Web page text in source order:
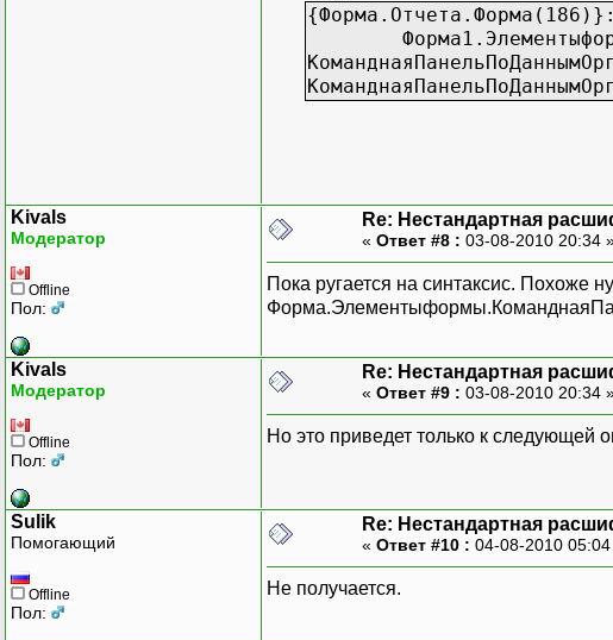
{Форма.Отчета.Форма(186)}:
Kivals
Модератор
Offline
Пол:
Re: Нестандартная
« Ответ #8 : 03-08-2010 20:34
Пока ругается на синтаксис. Похоже
Kivals
Модератор
Offline
Пол:
Re: Нестандартная
« Ответ #9 : 03-08-2010 20:34
Но это приведет только к следующей
Sulik
Помогающий
Offline
Пол:
Re: Нестандартная
« Ответ #10 : 04-08-2010
Не получается.